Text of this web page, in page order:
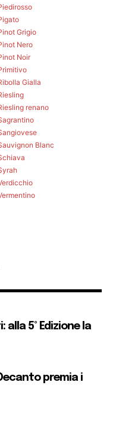
Grigio
Nero
Noir
Gialla
renano
Blanc
alla 5° Edizione la
premia i